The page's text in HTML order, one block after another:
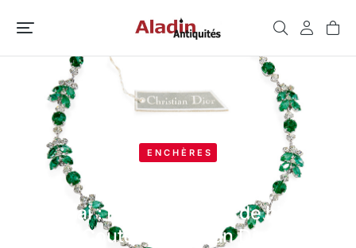
ENCHÈRES
21 mai : Rare collection de bijoux
Couture Christian Dior